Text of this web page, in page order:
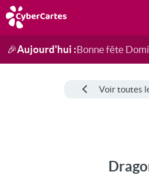
Anniversaire
Fête du jour
Amour
Amitié
Merci
Toutes les cartes
🎉Aujourd'hui :Bonne fête
Voir toutes